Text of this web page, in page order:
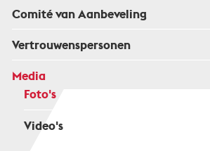
Comité van Aanbeveling
Vertrouwenspersonen
Media
Foto's
Video's